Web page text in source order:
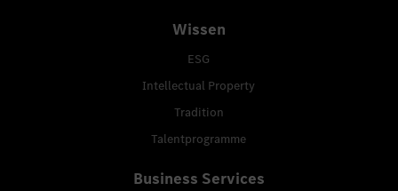
Wissen
ESG
Intellectual Property
Tradition
Talentprogramme
Business Services